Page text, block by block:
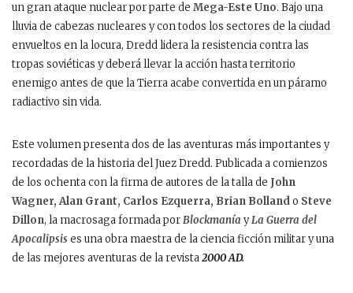
un gran ataque nuclear por parte de Mega-Este Uno. Bajo una
lluvia de cabezas nucleares y con todos los sectores de la ciudad
envueltos en la locura, Dredd lidera la resistencia contra las
tropas soviéticas y deberá llevar la acción hasta territorio
enemigo antes de que la Tierra acabe convertida en un páramo
radiactivo sin vida.
Este volumen presenta dos de las aventuras más importantes y
recordadas de la historia del Juez Dredd. Publicada a comienzos
de los ochenta con la firma de autores de la talla de John
Wagner, Alan Grant, Carlos Ezquerra, Brian Bollando Steve
Dillon, la macrosaga formada porBlockmanía yLa Guerra del
Apocalipsis es una obra maestra de la ciencia ficción militar y una
de las mejores aventuras de la revista2000 AD.